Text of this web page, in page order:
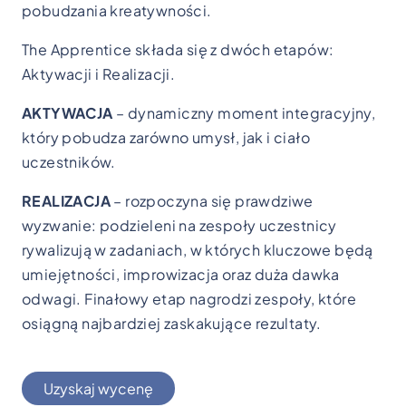
pobudzania kreatywności.
The Apprentice składa się z dwóch etapów:
Aktywacji i Realizacji.
AKTYWACJA – dynamiczny moment integracyjny,
który pobudza zarówno umysł, jak i ciało
uczestników.
REALIZACJA– rozpoczyna się prawdziwe
wyzwanie: podzieleni na zespoły uczestnicy
rywalizują w zadaniach, w których kluczowe będą
umiejętności, improwizacja oraz duża dawka
odwagi. Finałowy etap nagrodzi zespoły, które
osiągną najbardziej zaskakujące rezultaty.
Uzyskaj wycenę